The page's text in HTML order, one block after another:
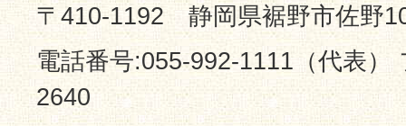
〒410-1192 静岡県裾野市佐野
電話番号:055-992-1111（代表）
2640